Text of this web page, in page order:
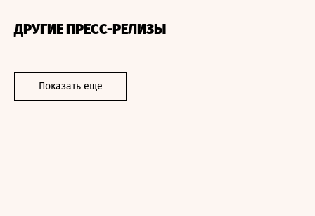
ДРУГИЕ ПРЕСС-РЕЛИЗЫ
Показать еще